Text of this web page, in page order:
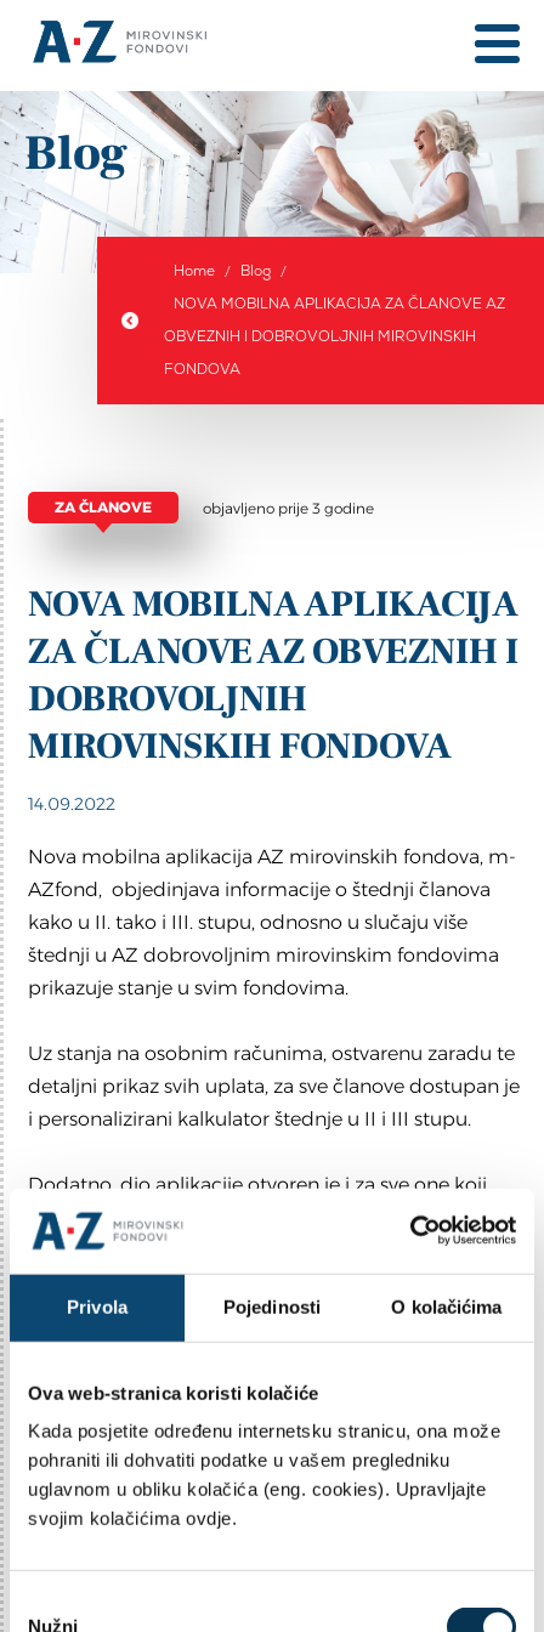
Privola Pojedinosti O kolačićima
Ova web-stranica koristi kolačiće
Kada posjetite određenu internetsku stranicu, ona može
pohraniti ili dohvatiti podatke u vašem pregledniku
uglavnom u obliku kolačića (eng. cookies). Upravljajte
svojim kolačićima ovdje.
Nužni
Blog
Home
Blog
NOVA MOBILNA APLIKACIJA ZA ČLANOVE AZ
OBVEZNIH I DOBROVOLJNIH MIROVINSKIH
FONDOVA
ZA ČLANOVE objavljeno prije 3 godine
NOVA MOBILNA APLIKACIJA
ZA ČLANOVE AZ OBVEZNIH I
DOBROVOLJNIH
MIROVINSKIH FONDOVA
14.09.2022
Nova mobilna aplikacija AZ mirovinskih fondova, m-
AZfond, objedinjava informacije o štednji članova
kako u II. tako i III. stupu, odnosno u slučaju više
štednji u AZ dobrovoljnim mirovinskim fondovima
prikazuje stanje u svim fondovima.
Uz stanja na osobnim računima, ostvarenu zaradu te
detaljni prikaz svih uplata, za sve članove dostupan je
i personalizirani kalkulator štednje u II i III stupu.
Dodatno, dio aplikacije otvoren je i za sve one koji
nisu članovi AZ obveznih mirovinskih fondova, a žele
se informirati o obveznim i dobrovoljnim
mirovinskim fondovima.
Više o aplikaciji i njenim sadržajima pronađite na
sljedećoj poveznici
aplikacija/